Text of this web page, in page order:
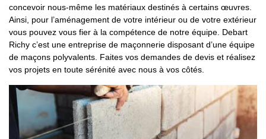
concevoir nous-même les matériaux destinés à certains œuvres.
Ainsi, pour l’aménagement de votre intérieur ou de votre extérieur
vous pouvez vous fier à la compétence de notre équipe. Debart
Richy c’est une entreprise de maçonnerie disposant d’une équipe
de maçons polyvalents. Faites vos demandes de devis et réalisez
vos projets en toute sérénité avec nous à vos côtés.